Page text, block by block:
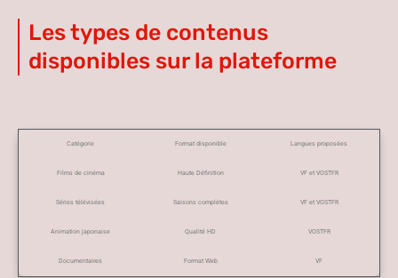
Les types de contenus
disponibles sur la plateforme
Catégorie Format disponible Langues proposées
Films de cinéma Haute Définition VF et VOSTFR
Séries télévisées Saisons complètes VF et VOSTFR
Animation japonaise Qualité HD VOSTFR
Documentaires Format Web VF